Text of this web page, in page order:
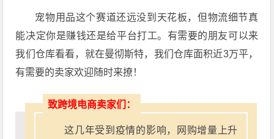
宠物用品这个赛道还远没到天花板，但物流细节真
能决定你是赚钱还是给平台打工。有需要的朋友可以来
我们仓库看看，就在曼彻斯特，我们仓库面积近3万平，
有需要的卖家欢迎随时来撩！
致跨境电商卖家们：
这几年受到疫情的影响，网购增量上升